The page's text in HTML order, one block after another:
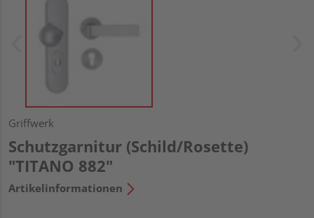
Griffwerk
Schutzgarnitur (Schild/Rosette)
"TITANO 882"
Artikelinformationen